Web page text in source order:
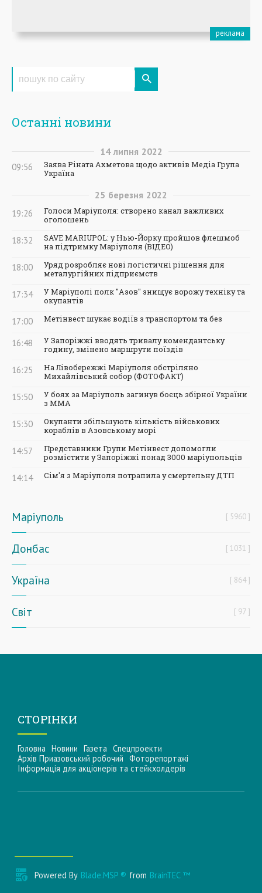
Останні новини
14 липня 2022
09:56
Заява Ріната Ахметова щодо активів Медіа Група
Україна
25 березня 2022
19:26
Голоси Маріуполя: створено канал важливих
оголошень
18:32
SAVE MARIUPOL: у Нью-Йорку пройшов флешмоб
на підтримку Маріуполя (ВІДЕО)
18:00
Уряд розробляє нові логістичні рішення для
металургійних підприємств
17:34
У Маріуполі полк "Азов" знищує ворожу техніку та
окупантів
17:00 Метінвест шукає водіїв з транспортом та без
16:48
У Запоріжжі вводять тривалу комендантську
годину, змінено маршрути поїздів
16:25
На Лівобережжі Маріуполя обстріляно
Михайлівський собор (ФОТОФАКТ)
15:50
У боях за Маріуполь загинув боєць збірної України
з ММА
15:30
Окупанти збільшують кількість військових
кораблів в Азовському морі
14:57
Представники Групи Метінвест допомогли
розмістити у Запоріжжі понад 3000 маріупольців
14:14 Сім'я з Маріуполя потрапила у смертельну ДТП
Маріуполь 5960
Донбас 1031
Україна 864
Світ 97
СТОРІНКИ
Головна Новини Газета Спецпроекти
Архів Приазовський робочий Фоторепортажі
Інформацiя для акцiонерiв та стейкхолдерiв
Powered By Blade.MSP ® from BrainTEC ™